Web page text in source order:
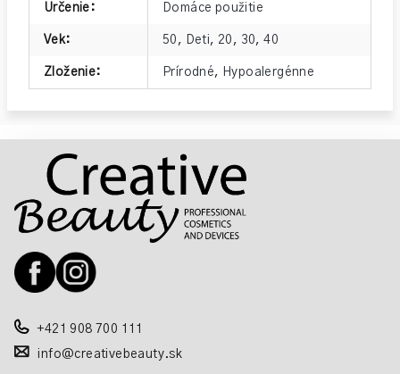
Určenie : Domáce použitie
Vek: 50 , Deti, 20 , 30,40
Zloženie: Prírodné, Hypoalergénne
+421 908 700 111
info@creativebeauty.sk